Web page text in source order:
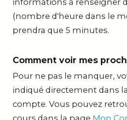
informations à renseigner
(nombre d'heure dans le
prendra que 5 minutes.
Comment voir mes
Pour ne pas le manquer,
indiqué directement dans
compte. Vous pouvez
cours dans la page Mon